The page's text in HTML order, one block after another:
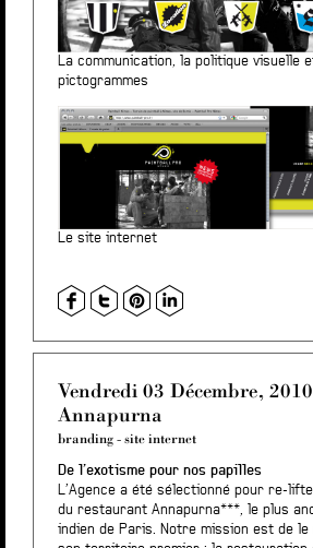
La communication, la politique visuelle
pictogrammes
Le site internet
Vendredi 03 Décembre, 2010
Annapurna
branding - site internet
De l’exotisme pour nos papilles
L’Agence a été sélectionné pour re-
du restaurant Annapurna***, le plus
indien de Paris. Notre mission est de